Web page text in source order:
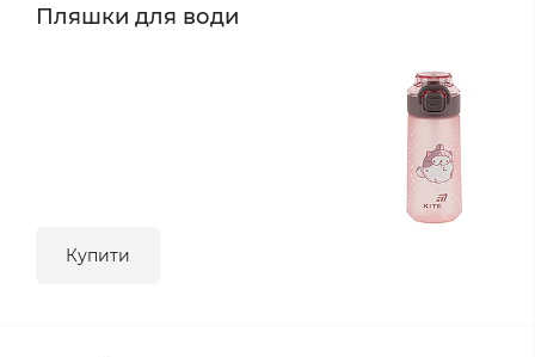
Пляшки для води
Купити